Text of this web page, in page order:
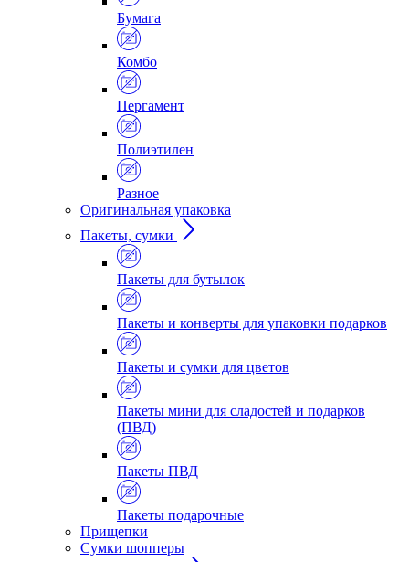
Бумага
Комбо
Пергамент
Полиэтилен
Разное
Оригинальная упаковка
Пакеты, сумки
Пакеты для бутылок
Пакеты и конверты для упаковки подарков
Пакеты и сумки для цветов
Пакеты мини для сладостей и подарков
(ПВД)
Пакеты ПВД
Пакеты подарочные
Прищепки
Сумки шопперы